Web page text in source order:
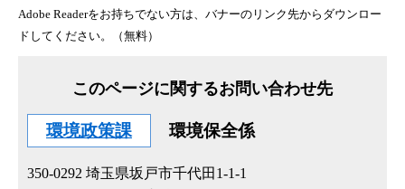
Adobe Readerをお持ちでない方は、バナーのリンク先からダウンロー
ドしてください。（無料）
このページに関するお問い合わせ先
環境政策課 環境保全係
350-0292 埼玉県坂戸市千代田1-1-1